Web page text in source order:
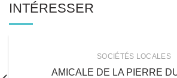
INTÉRESSER
SOCIÉTÉS LOCALES
AMICALE DE LA PIERRE